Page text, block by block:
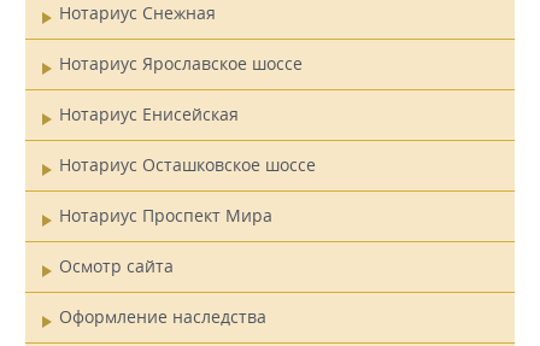
Нотариус Снежная
Нотариус Ярославское шоссе
Нотариус Енисейская
Нотариус Осташковское шоссе
Нотариус Проспект Мира
Осмотр сайта
Оформление наследства